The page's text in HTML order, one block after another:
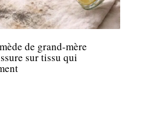
de grand-mère
sur tissu qui